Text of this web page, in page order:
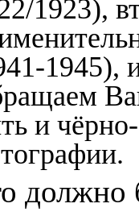
1923),
1945),
и
должно